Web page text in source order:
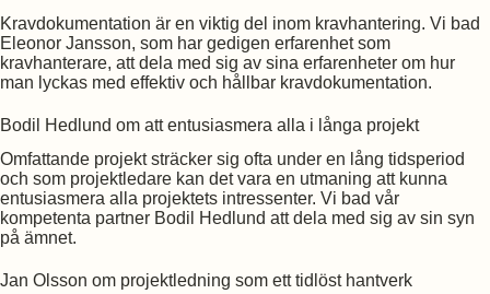
Kravdokumentation är en viktig del inom kravhantering. Vi bad
Eleonor Jansson, som har gedigen erfarenhet som
kravhanterare, att dela med sig av sina erfarenheter om hur
man lyckas med effektiv och hållbar kravdokumentation.
Bodil Hedlund om att entusiasmera alla i långa projekt
Omfattande projekt sträcker sig ofta under en lång tidsperiod
och som projektledare kan det vara en utmaning att kunna
entusiasmera alla projektets intressenter. Vi bad vår
kompetenta partner Bodil Hedlund att dela med sig av sin syn
på ämnet.
Jan Olsson om projektledning som ett tidlöst hantverk